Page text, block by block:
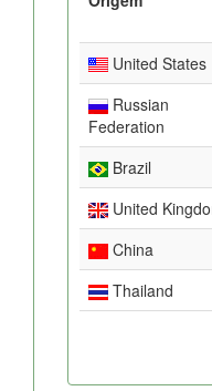
United States
Russian
Federation
Brazil
United
China
Thailand